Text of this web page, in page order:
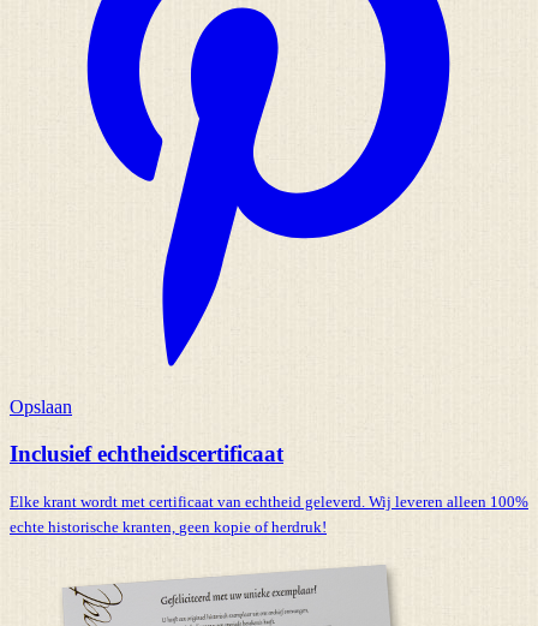
Opslaan
Inclusief echtheidscertificaat
Elke krant wordt met certificaat van echtheid geleverd. Wij leveren alleen 100%
echte historische kranten, geen kopie of herdruk!